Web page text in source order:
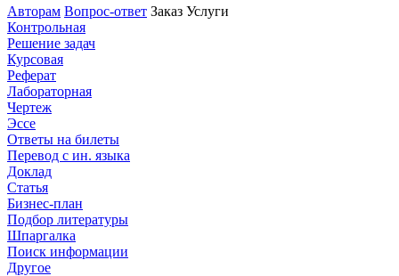
Авторам Вопрос-ответ Заказ Услуги
Контрольная
Решение задач
Курсовая
Реферат
Лабораторная
Чертеж
Эссе
Ответы на билеты
Перевод с ин. языка
Доклад
Статья
Бизнес-план
Подбор литературы
Шпаргалка
Поиск информации
Другое